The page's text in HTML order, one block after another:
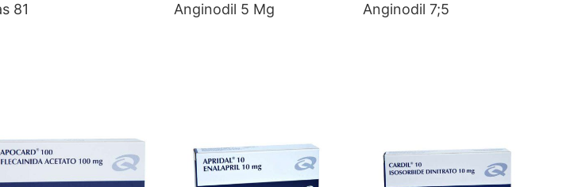
81 Anginodil 5 Mg Anginodil 7;5